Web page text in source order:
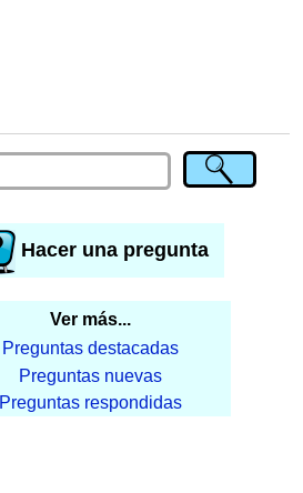
Hacer una pregunta
Ver más...
Preguntas destacadas
Preguntas nuevas
Preguntas respondidas